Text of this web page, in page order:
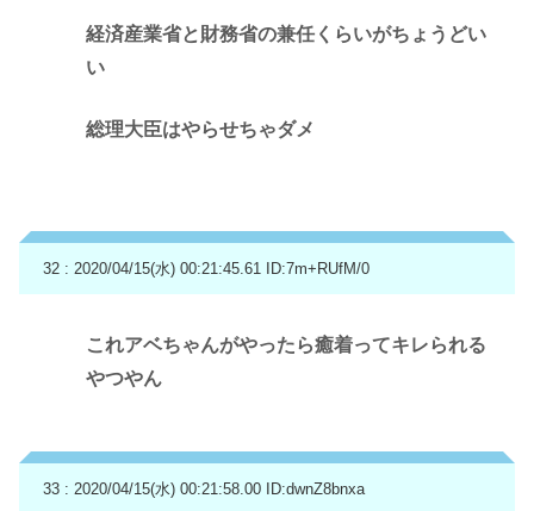
経済産業省と財務省の兼任くらいがちょうどい
い
総理大臣はやらせちゃダメ
32 : 2020/04/15(水) 00:21:45.61 ID:7m+RUfM/0
これアベちゃんがやったら癒着ってキレられる
やつやん
33 : 2020/04/15(水) 00:21:58.00 ID:dwnZ8bnxa